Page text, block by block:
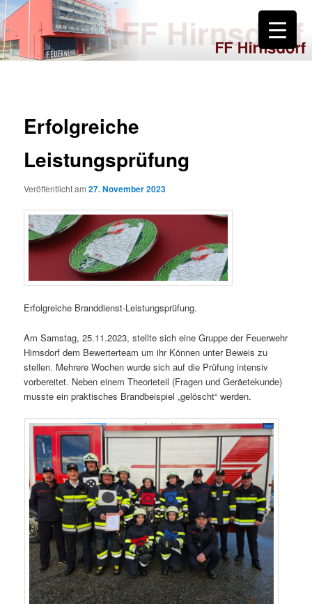
Zum
primären
Inhalt
springenFF Hirnsdorf
Erfolgreiche
Leistungsprüfung
Veröffentlicht am27. November 2023
Erfolgreiche Branddienst-Leistungsprüfung.
Am Samstag, 25.11.2023, stellte sich eine Gruppe der Feuerwehr
Hirnsdorf dem Bewerterteam um ihr Können unter Beweis zu
stellen. Mehrere Wochen wurde sich auf die Prüfung intensiv
vorbereitet. Neben einem Theorieteil (Fragen und Geräetekunde)
musste ein praktisches Brandbeispiel „gelöscht“ werden.